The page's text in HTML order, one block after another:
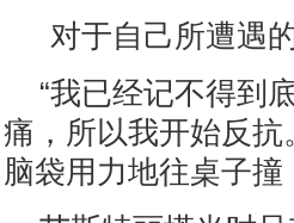
对于自己所遭遇
“我已经记不得到
痛，所以我开始反
脑袋用力地往桌子